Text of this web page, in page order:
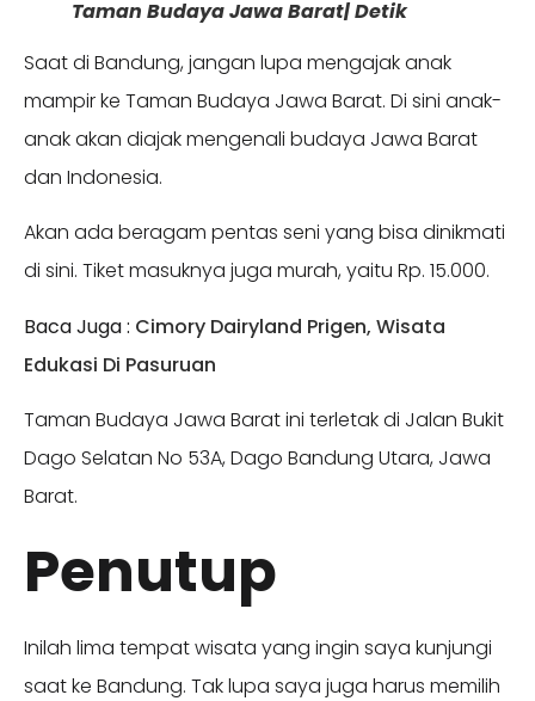
Taman Budaya Jawa Barat| Detik
Saat di Bandung, jangan lupa mengajak anak
mampir ke Taman Budaya Jawa Barat. Di sini anak-
anak akan diajak mengenali budaya Jawa Barat
dan Indonesia.
Akan ada beragam pentas seni yang bisa dinikmati
di sini. Tiket masuknya juga murah, yaitu Rp. 15.000.
Baca Juga : Cimory Dairyland Prigen, Wisata
Edukasi Di Pasuruan
Taman Budaya Jawa Barat ini terletak di Jalan Bukit
Dago Selatan No 53A, Dago Bandung Utara, Jawa
Barat.
Penutup
Inilah lima tempat wisata yang ingin saya kunjungi
saat ke Bandung. Tak lupa saya juga harus memilih